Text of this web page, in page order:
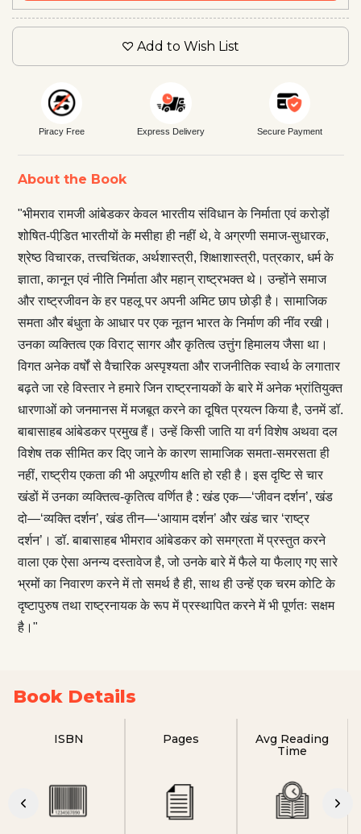
Add to Wish List
Piracy Free Express Delivery Secure Payment
About the Book
"भीमराव रामजी आंबेडकर केवल भारतीय संविधान के निर्माता एवं करोड़ों
शोषित-पीडि़त भारतीयों के मसीहा ही नहीं थे, वे अग्रणी समाज-सुधारक,
श्रेष्ठ विचारक, तत्त्वचिंतक, अर्थशास्त्री, शिक्षाशास्त्री, पत्रकार, धर्म के
ज्ञाता, कानून एवं नीति निर्माता और महान् राष्ट्रभक्त थे। उन्होंने समाज
और राष्ट्रजीवन के हर पहलू पर अपनी अमिट छाप छोड़ी है। सामाजिक
समता और बंधुता के आधार पर एक नूतन भारत के निर्माण की नींव रखी।
उनका व्यक्तित्व एक विराट् सागर और कृतित्व उत्तुंग हिमालय जैसा था।
विगत अनेक वर्षों से वैचारिक अस्पृश्यता और राजनीतिक स्वार्थ के लगातार
बढ़ते जा रहे विस्तार ने हमारे जिन राष्ट्रनायकों के बारे में अनेक भ्रांतियुक्त
धारणाओं को जनमानस में मजबूत करने का दूषित प्रयत्न किया है, उनमें डॉ.
बाबासाहब आंबेडकर प्रमुख हैं। उन्हें किसी जाति या वर्ग विशेष अथवा दल
विशेष तक सीमित कर दिए जाने के कारण सामाजिक समता-समरसता ही
नहीं, राष्ट्रीय एकता की भी अपूरणीय क्षति हो रही है। इस दृष्टि से चार
खंडों में उनका व्यक्तित्व-कृतित्व वर्णित है : खंड एक—‘जीवन दर्शन’, खंड
दो—‘व्यक्ति दर्शन’, खंड तीन—‘आयाम दर्शन’ और खंड चार ‘राष्ट्र
दर्शन’। डॉ. बाबासाहब भीमराव आंबेडकर को समग्रता में प्रस्तुत करने
वाला एक ऐसा अनन्य दस्तावेज है, जो उनके बारे में फैले या फैलाए गए सारे
भ्रमों का निवारण करने में तो समर्थ है ही, साथ ही उन्हें एक चरम कोटि के
दृष्टापुरुष तथा राष्ट्रनायक के रूप में प्रस्थापित करने में भी पूर्णतः सक्षम
है।"
Book Details
ISBN Pages
Avg Reading
Time